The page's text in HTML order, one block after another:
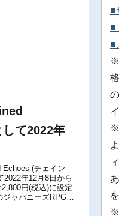
て2022年
Echoes (チェイン
2022年12月8日から
円(税込)に設定
ャパニーズRPGか
■
■
■
※
※